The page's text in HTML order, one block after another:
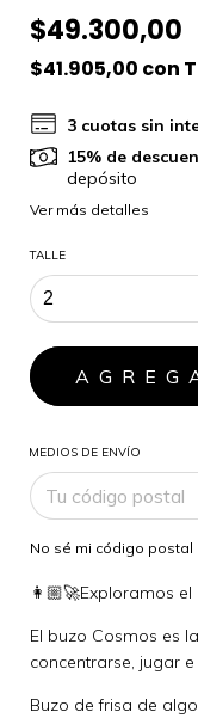
$49.300,00
$41.905,00 con
3 cuotas sin
15% de
depósito
Ver más detalles
TALLE
MEDIOS DE ENVÍO
No sé mi código postal
👩🏼‍🚀Exploramos el
El buzo Cosmos es
concentrarse, jugar
Buzo de frisa de